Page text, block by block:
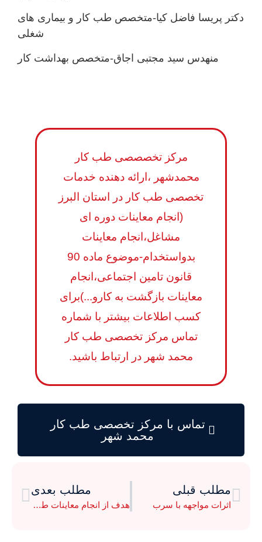
دکتر پریسا فاضل کیا-متخصص طب کار و بیماری های
شغلی
منهدس سید مجتبی اجاق-متخصص بهداشت کار
مرکز تخصصصی طب کار
محمدشهر ،ارائه دهنده خدمات
تخصصی طب کار در استان البرز
(انجام معاینات دوره ای
مشاغل،انجام معاینات
بدواستخدام-موضوع ماده 90
قانون تامین اجتماعی،انجام
معاینات بازگشت به کارو...)برای
کسب اطلاعات بیشتر با شماره
تماس مرکز تخصصی طب کار
محمد شهر در ارتباط باشید.
تماس با مرکز تخصصی طب کار
محمد شهر
مطلب قبلی
اثرات مواجهه با سرب
مطلب بعدی
هدف از انجام معاینات طب کار